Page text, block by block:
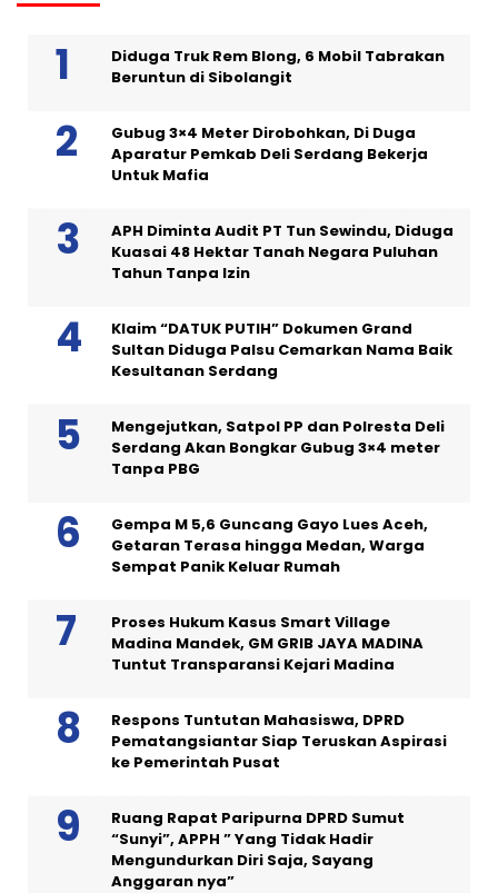
Diduga Truk Rem Blong, 6 Mobil Tabrakan
Beruntun di Sibolangit
Gubug 3×4 Meter Dirobohkan, Di Duga
Aparatur Pemkab Deli Serdang Bekerja
Untuk Mafia
APH Diminta Audit PT Tun Sewindu, Diduga
Kuasai 48 Hektar Tanah Negara Puluhan
Tahun Tanpa Izin
Klaim “DATUK PUTIH” Dokumen Grand
Sultan Diduga Palsu Cemarkan Nama Baik
Kesultanan Serdang
Mengejutkan, Satpol PP dan Polresta Deli
Serdang Akan Bongkar Gubug 3×4 meter
Tanpa PBG
Gempa M 5,6 Guncang Gayo Lues Aceh,
Getaran Terasa hingga Medan, Warga
Sempat Panik Keluar Rumah
Proses Hukum Kasus Smart Village
Madina Mandek, GM GRIB JAYA MADINA
Tuntut Transparansi Kejari Madina
Respons Tuntutan Mahasiswa, DPRD
Pematangsiantar Siap Teruskan Aspirasi
ke Pemerintah Pusat
Ruang Rapat Paripurna DPRD Sumut
“Sunyi”, APPH ” Yang Tidak Hadir
Mengundurkan Diri Saja, Sayang
Anggaran nya”